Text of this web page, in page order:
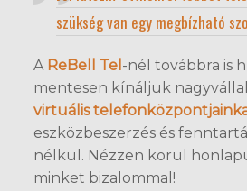
szükség van egy megbízható
A ReBell Tel -nél továbbra is
mentesen kínáljuk
virtuális
eszközbeszerzés és
nélkül. Nézzen körül
minket bizalommal!